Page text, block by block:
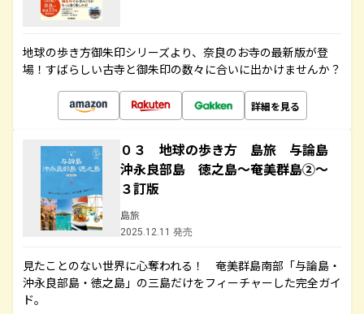
地球の歩き方御朱印シリーズより、奈良のお寺の最新版が登
場！すばらしい古寺と御朱印の数々に合いに出かけませんか？
詳細を見る
０３ 地球の歩き方 島旅 与論島
沖永良部島 徳之島～奄美群島②～
３訂版
島旅
2025.12.11 発売
見たことのない世界に心奪われる！ 奄美群島南部「与論島・
沖永良部島・徳之島」の三島だけをフィーチャーした完全ガイ
ド。